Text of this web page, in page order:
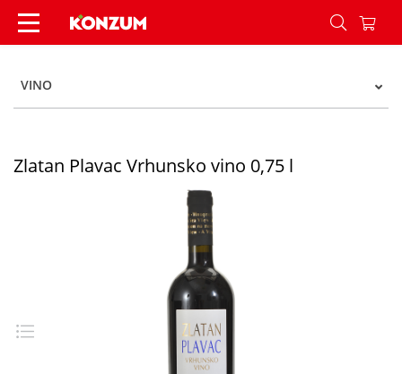
Zlatan Plavac Vrhunsko vino 0,75 l - Konzum
VINO
Zlatan Plavac Vrhunsko vino 0,75 l